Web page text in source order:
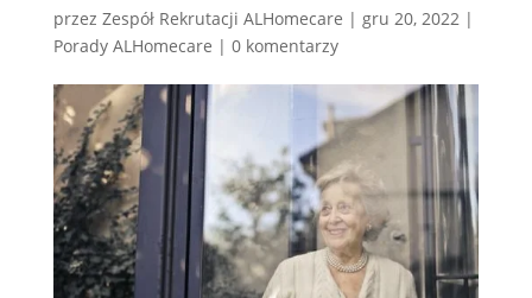
przez Zespół Rekrutacji ALHomecare | gru 20, 2022|
Porady ALHomecare | 0 komentarzy